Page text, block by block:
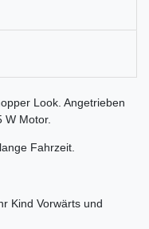
Look. Angetrieben
W Motor.
Fahrzeit.
Kind Vorwärts und